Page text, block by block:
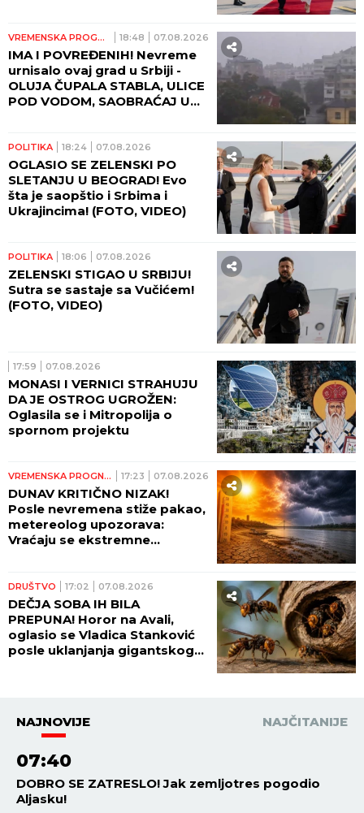
VREMENSKA PROGNOZA 18:48 07.08.2026
IMA I POVREĐENIH! Nevreme
urnisalo ovaj grad u Srbiji -
OLUJA ČUPALA STABLA, ULICE
POD VODOM, SAOBRAĆAJ U
POLITIKA 18:24 07.08.2026
OGLASIO SE ZELENSKI PO
SLETANJU U BEOGRAD! Evo
šta je saopštio i Srbima i
Ukrajincima! (FOTO, VIDEO)
POLITIKA 18:06 07.08.2026
ZELENSKI STIGAO U SRBIJU!
Sutra se sastaje sa Vučićem!
(FOTO, VIDEO)
17:59 07.08.2026
MONASI I VERNICI STRAHUJU
DA JE OSTROG UGROŽEN:
Oglasila se i Mitropolija o
spornom projektu
VREMENSKA PROGNOZA 17:23 07.08.2026
DUNAV KRITIČNO NIZAK!
Posle nevremena stiže pakao,
metereolog upozorava:
Vraćaju se ekstremne
DRUŠTVO 17:02 07.08.2026
DEČJA SOBA IH BILA
PREPUNA! Horor na Avali,
oglasio se Vladica Stanković
posle uklanjanja gigantskog
NAJNOVIJE NAJČITANIJE
07:40
DOBRO SE ZATRESLO! Jak zemljotres pogodio
Aljasku!